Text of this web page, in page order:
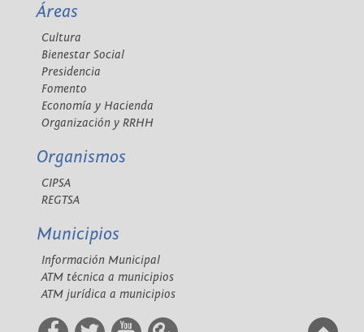
Áreas
Cultura
Bienestar Social
Presidencia
Fomento
Economía y Hacienda
Organización y RRHH
Organismos
CIPSA
REGTSA
Municipios
Información Municipal
ATM técnica a municipios
ATM jurídica a municipios